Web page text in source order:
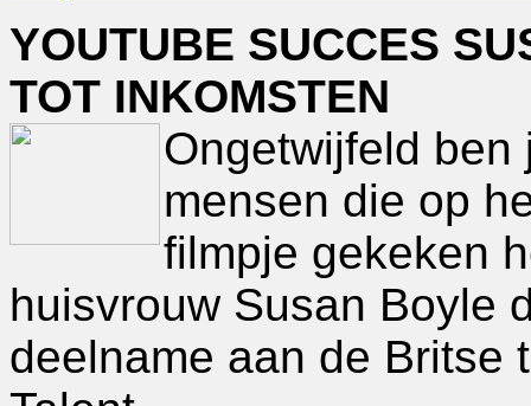
YOUTUBE SUCCES
TOT INKOMSTEN
Ongetwijfeld
mensen die op
filmpje gekeken
huisvrouw Susan Boyle
deelname aan de Britse